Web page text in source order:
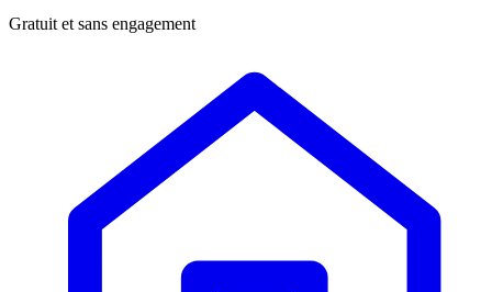
Gratuit et sans engagement